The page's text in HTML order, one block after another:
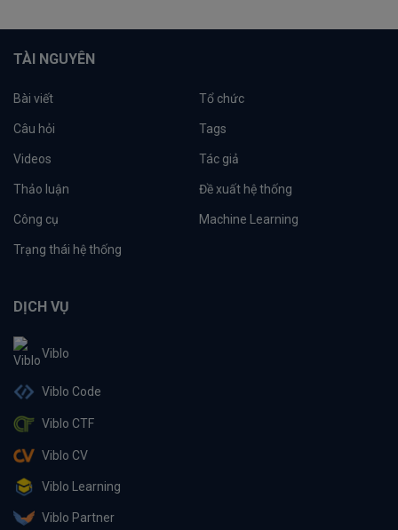
TÀI NGUYÊN
Bài viết Tổ chức
Câu hỏi Tags
Videos Tác giả
Thảo luận Đề xuất hệ thống
Công cụ Machine Learning
Trạng thái hệ thống
DỊCH VỤ
Viblo
Viblo Code
Viblo CTF
Viblo CV
Viblo Learning
Viblo Partner